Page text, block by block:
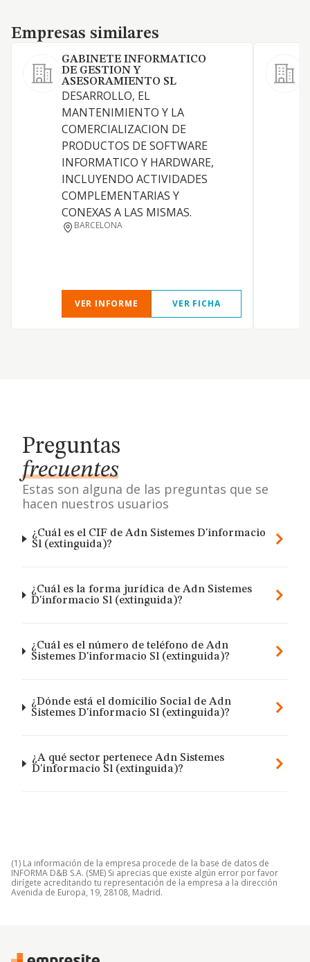
Empresas similares
Empresas similares
GABINETE INFORMATICO
DE GESTION Y
ASESORAMIENTO SL
DESARROLLO, EL
MANTENIMIENTO Y LA
COMERCIALIZACION DE
PRODUCTOS DE SOFTWARE
INFORMATICO Y HARDWARE,
INCLUYENDO ACTIVIDADES
COMPLEMENTARIAS Y
CONEXAS A LAS MISMAS.
BARCELONA
VER INFORME VER FICHA
Preguntas
frecuentes
Estas son alguna de las preguntas que se
hacen nuestros usuarios
¿Cuál es el CIF de Adn Sistemes D'informacio
Sl (extinguida)?
¿Cuál es la forma jurídica de Adn Sistemes
D'informacio Sl (extinguida)?
¿Cuál es el número de teléfono de Adn
Sistemes D'informacio Sl (extinguida)?
¿Dónde está el domicilio Social de Adn
Sistemes D'informacio Sl (extinguida)?
¿A qué sector pertenece Adn Sistemes
D'informacio Sl (extinguida)?
(1) La información de la empresa procede de la base de datos de
INFORMA D&B S.A. (SME) Si aprecias que existe algún error por favor
dirígete acreditando tu representación de la empresa a la dirección
Avenida de Europa, 19, 28108, Madrid.